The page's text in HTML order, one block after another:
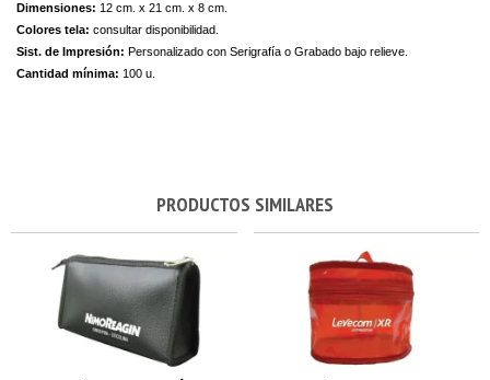
Dimensiones: 12 cm. x 21 cm. x 8 cm.
Colores tela: consultar disponibilidad.
Sist. de Impresión: Personalizado con Serigrafía o Grabado bajo relieve.
Cantidad mínima: 100 u.
PRODUCTOS SIMILARES